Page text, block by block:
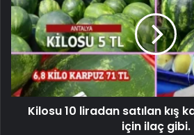
Kilosu 10 liradan satılan kış
için ilaç gibi.